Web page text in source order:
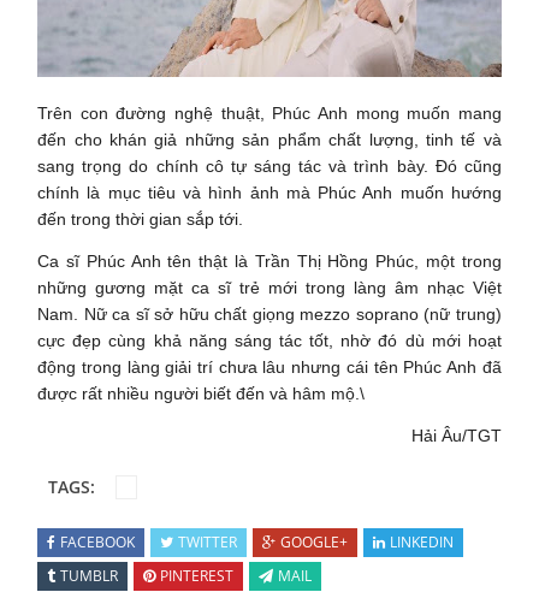
Trên con đường nghệ thuật, Phúc Anh mong muốn mang
đến cho khán giả những sản phẩm chất lượng, tinh tế và
sang trọng do chính cô tự sáng tác và trình bày. Đó cũng
chính là mục tiêu và hình ảnh mà Phúc Anh muốn hướng
đến trong thời gian sắp tới.
Ca sĩ Phúc Anh tên thật là Trần Thị Hồng Phúc, một trong
những gương mặt ca sĩ trẻ mới trong làng âm nhạc Việt
Nam. Nữ ca sĩ sở hữu chất giọng mezzo soprano (nữ trung)
cực đẹp cùng khả năng sáng tác tốt, nhờ đó dù mới hoạt
động trong làng giải trí chưa lâu nhưng cái tên Phúc Anh đã
được rất nhiều người biết đến và hâm mộ.\
Hải Âu/TGT
TAGS:
FACEBOOK TWITTER GOOGLE+
LINKEDIN
TUMBLR
PINTEREST MAIL